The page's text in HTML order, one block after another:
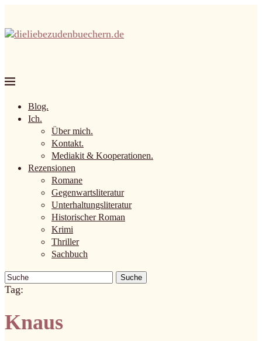
Blog.
Ich.
Über mich.
Kontakt.
Mediakit & Kooperationen.
Rezensionen
Romane
Gegenwartsliteratur
Unterhaltungsliteratur
Historischer Roman
Krimi
Thriller
Sachbuch
Suche
Tag:
Knaus